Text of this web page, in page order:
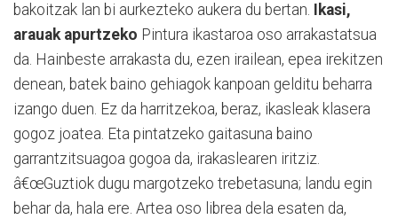
bakoitzak lan bi aurkezteko aukera du bertan.
Ikasi,
arauak apurtzeko Pintura ikastaroa oso arrakastatsua
da. Hainbeste arrakasta du, ezen irailean, epea irekitzen
denean, batek baino gehiagok kanpoan gelditu beharra
izango duen. Ez da harritzekoa, beraz, ikasleak klasera
gogoz joatea. Eta pintatzeko gaitasuna baino
garrantzitsuagoa gogoa da, irakaslearen iritziz.
â€œGuztiok dugu margotzeko trebetasuna; landu egin
behar da, hala ere. Artea oso librea dela esaten da,